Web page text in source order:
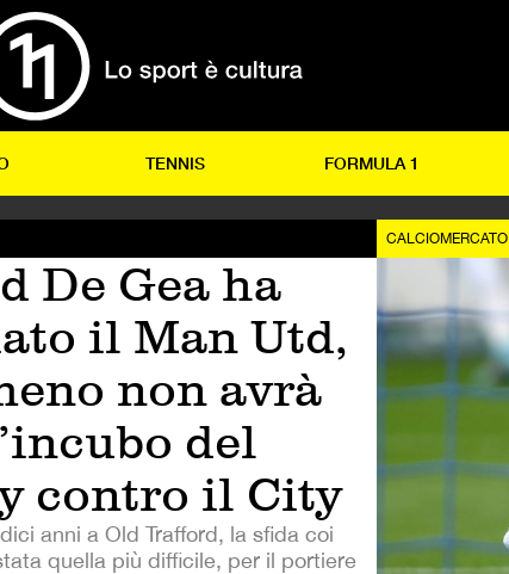
TENNIS FORMULA 1
De Gea ha
il Man Utd,
non avrà
del
contro il City
anni a Old Trafford, la sfida coi
quella più difficile, per il portiere
CALCIOMERCATO